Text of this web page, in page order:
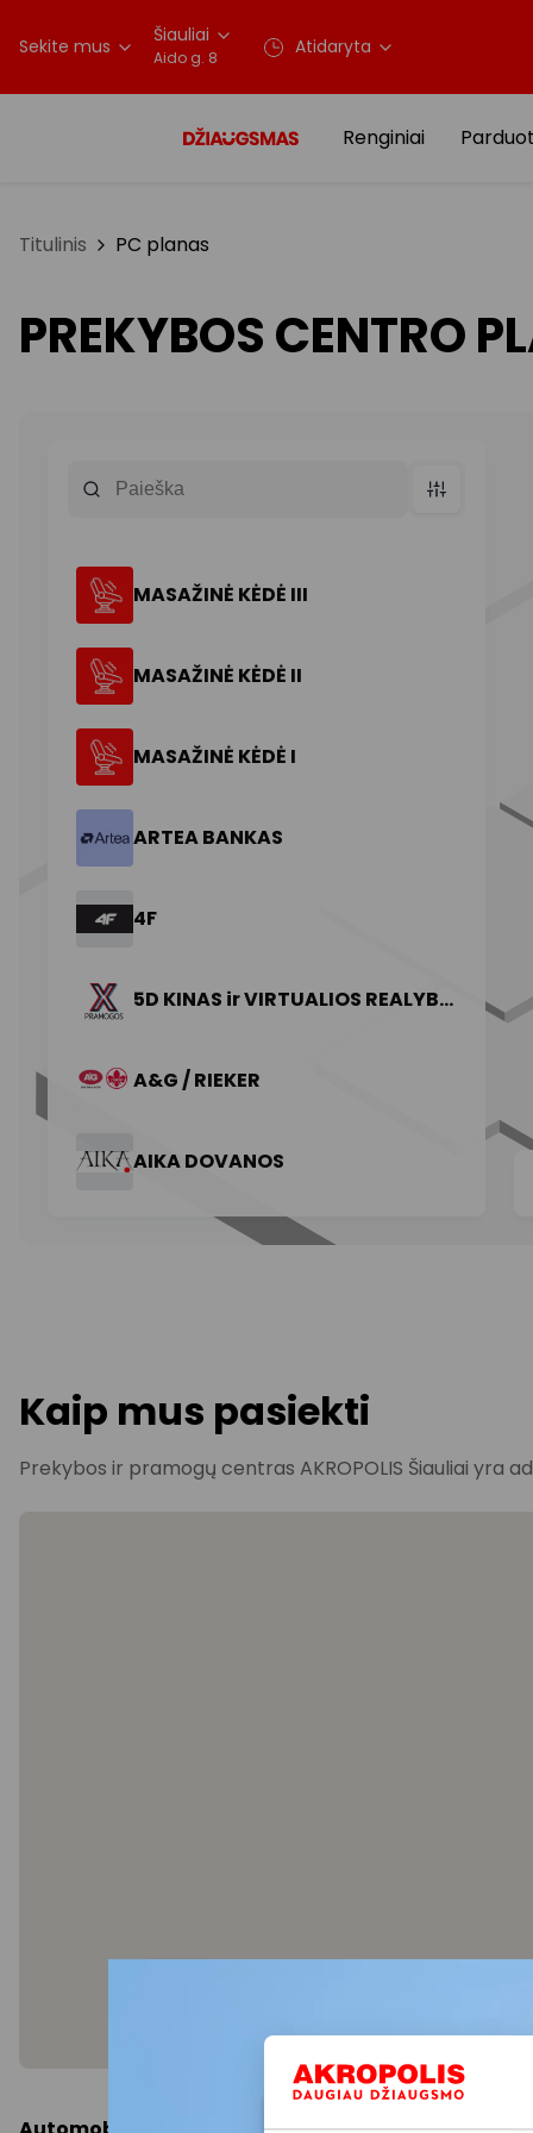
Sekite mus Šiauliai
Aido g. 8 Atidaryta
Renginiai
Titulinis PC planas
PREKYBOS CENTRO
Kaip mus pasiekti
Prekybos ir pramogų centras AKROPOLIS Šiauliai yra